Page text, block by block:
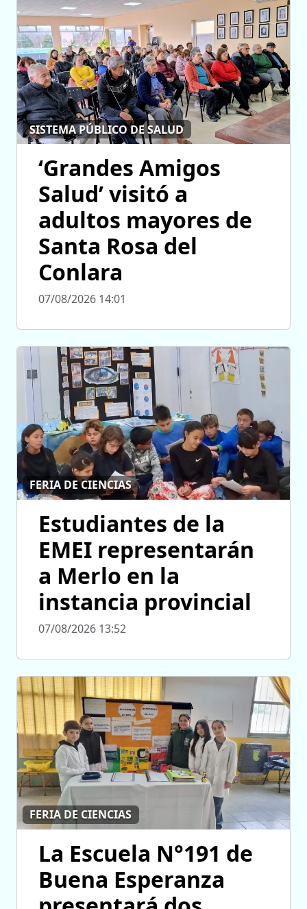
SISTEMA PÚBLICO DE SALUD
‘Grandes Amigos
Salud’ visitó a
adultos mayores de
Santa Rosa del
Conlara
07/08/2026 14:01
FERIA DE CIENCIAS
Estudiantes de la
EMEI representarán
a Merlo en la
instancia provincial
07/08/2026 13:52
FERIA DE CIENCIAS
La Escuela N°191 de
Buena Esperanza